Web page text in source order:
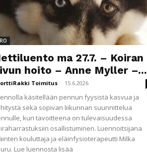
ma 27.7. – Koiran
hoito – Anne Myller –...
Toimitus - 15.6.2026
käsitellään pennun fyysistä kasvua ja
sekä sopivan liikunnan suunnittelua
kun tavoitteena on tulevaisuudessa
osallistuminen. Luennoitsijana
kouluttaja ja eläinfysioterapeutti Milka
Lue luennosta lisää